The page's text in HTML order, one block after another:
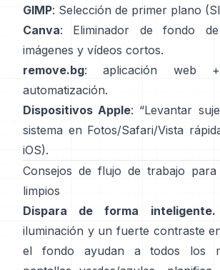
GIMP: Selección de primer plano
Canva: Eliminador de fondo
imágenes y vídeos cortos.
remove.bg: aplicación web
automatización.
Dispositivos Apple: “Levantar
sistema en Fotos/Safari/Vista
iOS).
Consejos de flujo de trabajo
limpios
Dispara de forma inteligente.
iluminación y un fuerte contraste
el fondo ayudan a todos los